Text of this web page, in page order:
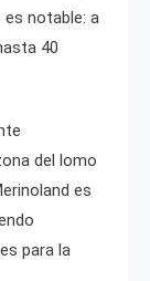
notable: a
40
del lomo
es
para la